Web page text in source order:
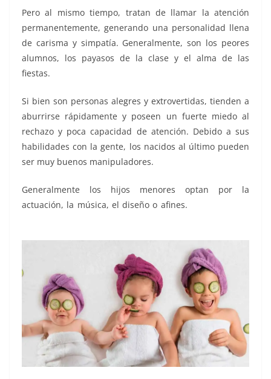
Pero al mismo tiempo, tratan de llamar la atención
permanentemente, generando una personalidad llena
de carisma y simpatía. Generalmente, son los peores
alumnos, los payasos de la clase y el alma de las
fiestas.
Si bien son personas alegres y extrovertidas, tienden a
aburrirse rápidamente y poseen un fuerte miedo al
rechazo y poca capacidad de atención. Debido a sus
habilidades con la gente, los nacidos al último pueden
ser muy buenos manipuladores.
Generalmente los hijos menores optan por la
actuación, la música, el diseño o afines.